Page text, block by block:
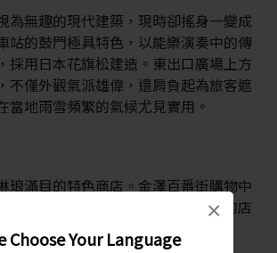
Choose Your Language
×
為無趣的現代建築，現時卻搖身一變成
站的鼓門極具特色，以能樂演奏中的傳
採用日本花旗松建造。東出口廣場上方
不僅外觀氣派雄偉，還肩負起為旅客遮
當地雨雪頻繁的氣候尤見實用。
琅滿目的特色商店。金澤百番街購物中
出售當地金箔工藝品及其他紀念品的店
品牌。